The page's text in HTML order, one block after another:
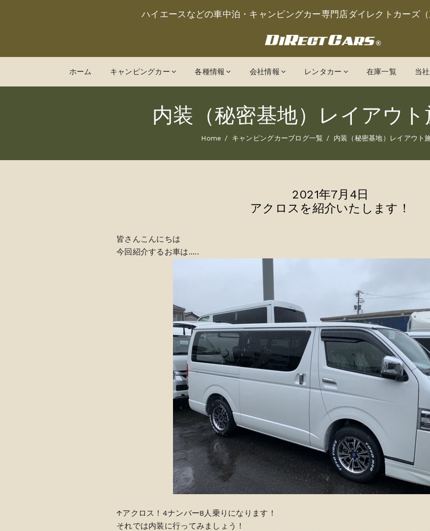
ハイエースなどの車中泊・キャンピングカー専門店ダイレクトカーズ（
ホーム キャンピングカー 各種情報 会社情報 レンタカー 在庫一覧 当
内装（秘密基地）レイアウ
Home キャンピングカーブログ一覧 内装（秘密基地）レイアウト
2021年7月4日
アクロスを紹介いたします！
皆さんこんにちは
今回紹介するお車は.....
↑アクロス！4ナンバー8人乗りになります！
それでは内装に行ってみましょう！